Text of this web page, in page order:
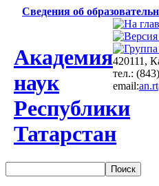
Сведения об
Академия
наук
Республики
Татарстан
420111,
тел.:
email: